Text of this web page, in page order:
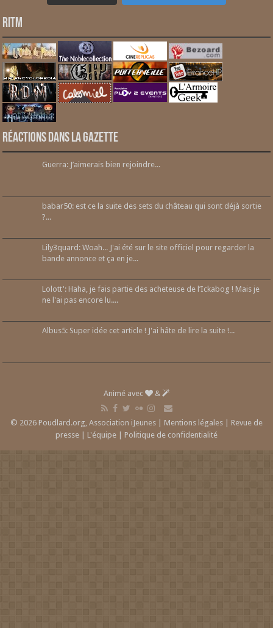
RITM
Réactions dans la gazette
Guerra: J’aimerais bien rejoindre...
babar50: est ce la suite des sets du château qui sont déjà sortie
?...
Lily3quard: Woah... J'ai été sur le site officiel pour regarder la
bande annonce et ça en je...
Lolott': Haha, je fais partie des acheteuse de l’Ickabog ! Mais je
ne l'ai pas encore lu....
Albus5: Super idée cet article ! J'ai hâte de lire la suite !...
Animé avec &
© 2026 Poudlard.org, Association iJeunes | Mentions légales | Revue de
presse | L'équipe | Politique de confidentialité